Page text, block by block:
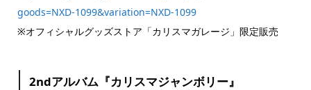
goods=NXD-1099&variation=NXD-1099
※オフィシャルグッズストア「カリスマガレージ」限定販売
2ndアルバム『カリスマジャンボリー』